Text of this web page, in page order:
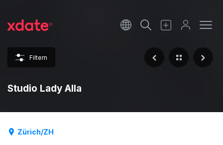
Filtern
Studio Lady Alla
Zürich/ZH